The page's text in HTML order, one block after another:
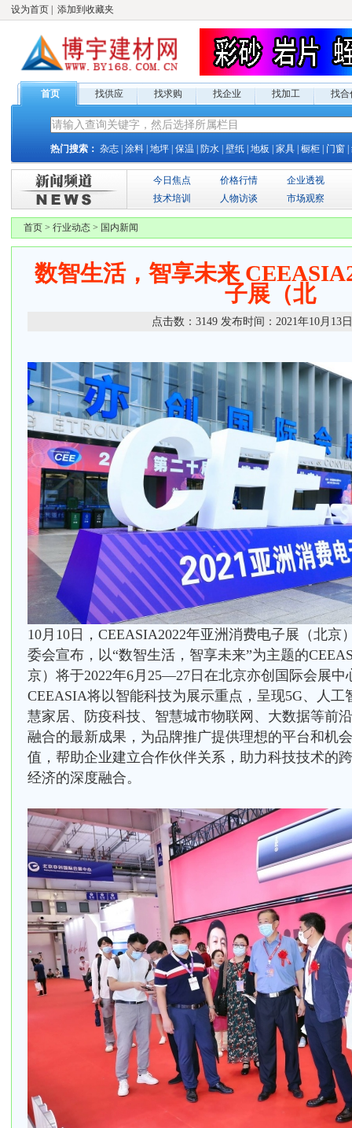
设为首页 添加到收藏夹
首页 找供应 找求购 找企业 找加工 找合
热门搜索： 杂志 涂料 地坪 保温 防水 壁纸 地板 家具 橱柜 门窗
今日焦点 价格行情
企业透视
技术培训
人物访谈 市场观察
首页 > 行业动态 > 国内新闻
数智生活，智享未来
子展（北
点击数： 3149 发布时间： 2021年10月13日
10月10日，CEEASIA2022年亚洲消费电子展（北京
委会宣布，以“数智生活，智享未来”为主题的
京）将于2022年6月25—27日在北京亦创国际会展中
CEEASIA将以智能科技为展示重点，呈现5G、人
慧家居、防疫科技、智慧城市物联网、大数据等前
融合的最新成果，为品牌推广提供理想的平台和机
值，帮助企业建立合作伙伴关系，助力科技技术的
经济的深度融合。